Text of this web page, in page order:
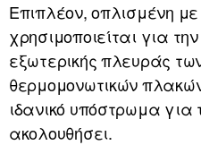
Επιπλέον, οπλισμένη
χρησιμοποιείται για
εξωτερικής πλευράς
θερμομονωτικών
ιδανικό υπόστρωμα
ακολουθήσει.